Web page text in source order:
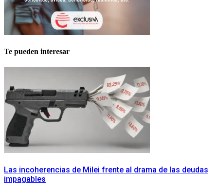
Te pueden interesar
Las incoherencias de Milei frente al drama de las deudas
impagables